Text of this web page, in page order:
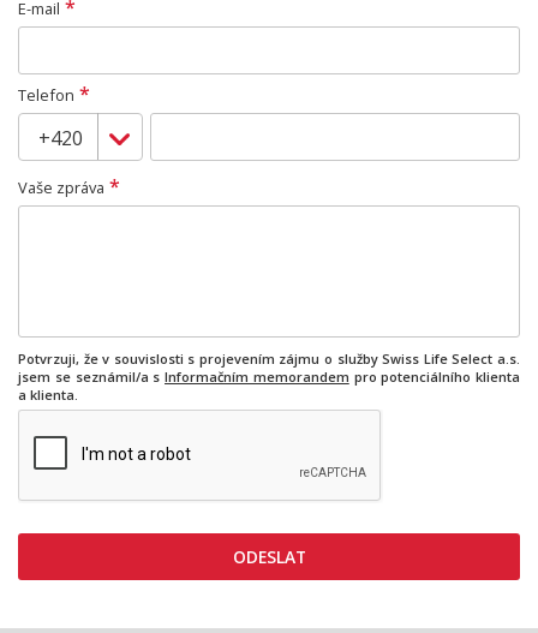
E-mail *
Telefon *
Vaše zpráva *
Potvrzuji, že v souvislosti s projevením zájmu o služby Swiss Life Select a.s.
jsem se seznámil/a s Informačním memorandem pro potenciálního klienta
a klienta.